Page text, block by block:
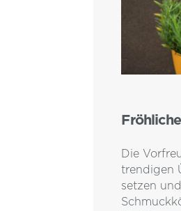
Die
trendigen
setzen